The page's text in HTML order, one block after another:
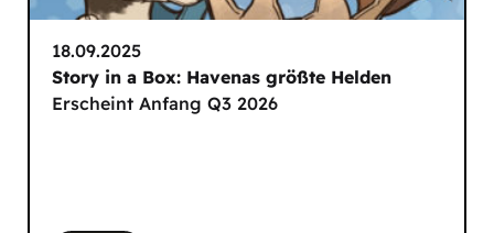
18.09.2025
Story in a Box: Havenas größte Helden
Erscheint Anfang Q3 2026